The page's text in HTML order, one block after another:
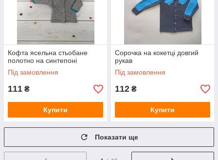
Кофта ясельна стьобане
полотно на синтепоні
Під замовлення
111 ₴
Купити
Сорочка на кокетці довгий
рукав
Під замовлення
112 ₴
Купити
Показати ще